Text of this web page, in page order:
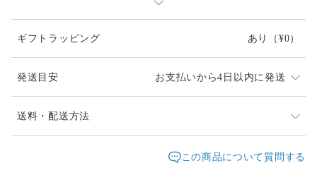
ギフトラッピング あり （¥0）
発送目安 お支払いから4日以内に発送
同一花材が廃盤等入手できない場合、類似の花材になり
発送は通常2、3日以内（土日祝日を除く）に対応させて
送料・配送方法
この商品について質問する